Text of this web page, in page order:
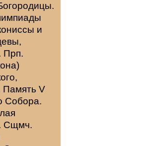
и
Прп.
)
Память V
Собора.
Сщмч.